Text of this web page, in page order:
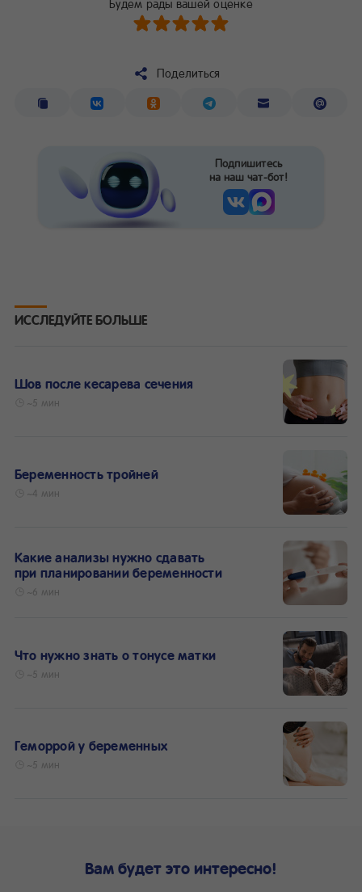
Будем рады вашей оценке
Поделиться
Подпишитесь
на наш чат-бот!
ИССЛЕДУЙТЕ БОЛЬШЕ
Шов после кесарева сечения
~5 мин
Беременность тройней
~4 мин
Какие анализы нужно сдавать
при планировании беременности
~6 мин
Что нужно знать о тонусе матки
~5 мин
Геморрой у беременных
~5 мин
Вам будет это интересно!